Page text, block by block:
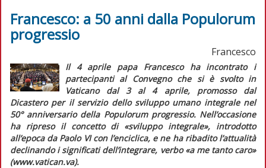
Francesco: a 50 anni dalla Populorum
progressio
Francesco
Il 4 aprile papa Francesco ha incontrato i
partecipanti al Convegno che si è svolto in
Vaticano dal 3 al 4 aprile, promosso dal
Dicastero per il servizio dello sviluppo umano integrale nel
50° anniversario della Populorum progressio. Nell’occasione
ha ripreso il concetto di «sviluppo integrale», introdotto
all’epoca da Paolo VI con l’enciclica, e ne ha ribadito l’attualità
declinando i significati dell’integrare, verbo «a me tanto caro»
(www.vatican.va).